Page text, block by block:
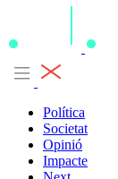
Política
Societat
Opinió
Impacte